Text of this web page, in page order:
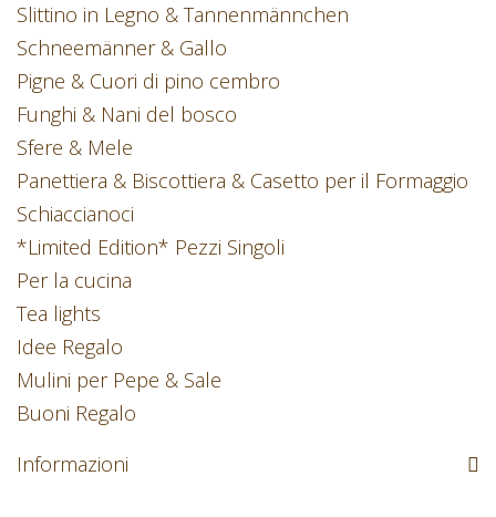
Slittino in Legno & Tannenmännchen
Schneemänner & Gallo
Pigne & Cuori di pino cembro
Funghi & Nani del bosco
Sfere & Mele
Panettiera & Biscottiera & Casetto per il Formaggio
Schiaccianoci
*Limited Edition* Pezzi Singoli
Per la cucina
Tea lights
Idee Regalo
Mulini per Pepe & Sale
Buoni Regalo
Informazioni